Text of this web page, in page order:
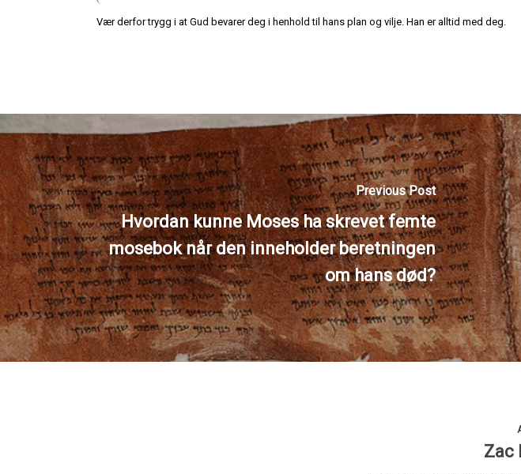
Vær derfor trygg i at Gud bevarer deg i henhold til hans plan og vilje. Han er alltid med deg.
Previous Post
Hvordan kunne Moses ha skrevet femte
mosebok når den inneholder beretningen
om hans død?
Zac